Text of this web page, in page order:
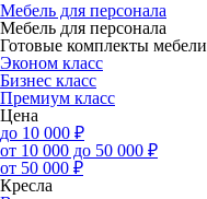
Мебель для персонала
Мебель для персонала
Готовые комплекты мебели
Эконом класс
Бизнес класс
Премиум класс
Цена
до 10 000 ₽
от 10 000 до 50 000 ₽
от 50 000 ₽
Кресла